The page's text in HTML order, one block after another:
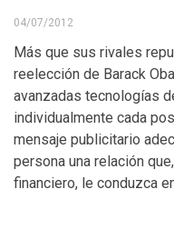
04/07/2012
Más que sus rivales
reelección de Barack
avanzadas tecnologías
individualmente cada
mensaje publicitario
persona una relación
financiero, le conduzca